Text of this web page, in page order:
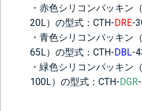
・赤色シリコンパッキン
20L）の型式：CTH-DRE-
・青色シリコンパッキン
65L）の型式：CTH-DBL-
・緑色シリコンパッキン
100L）の型式：CTH-DGR